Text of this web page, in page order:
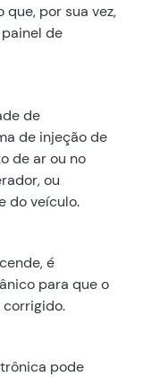
por sua vez,
de
de
de injeção de
de ar ou no
ou
do veículo.
é
para que o
pode